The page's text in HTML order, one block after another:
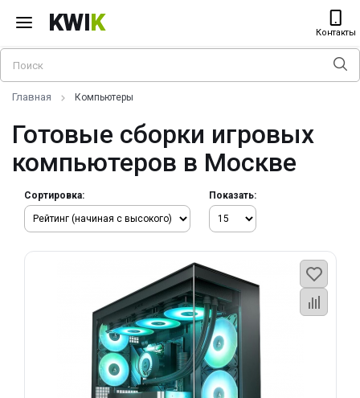
KWIK Контакты
Главная Компьютеры
Готовые сборки игровых
компьютеров в Москве
Сортировка: Показать: